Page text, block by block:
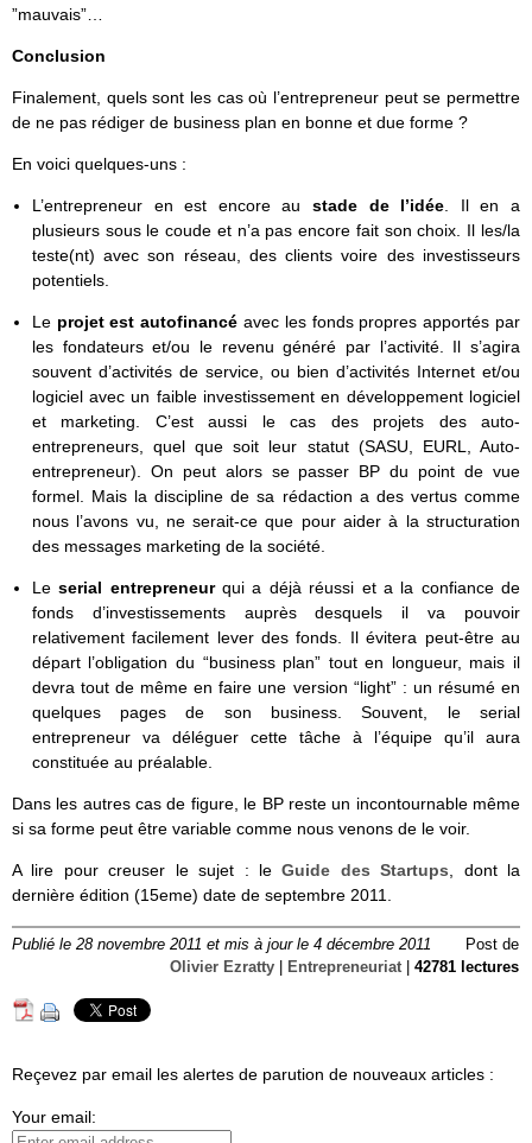
”mauvais”…
Conclusion
Finalement, quels sont les cas où l’entrepreneur peut se permettre
de ne pas rédiger de business plan en bonne et due forme ?
En voici quelques-uns :
L’entrepreneur en est encore au stade de l’idée . Il en a
plusieurs sous le coude et n’a pas encore fait son choix. Il les/la
teste(nt) avec son réseau, des clients voire des investisseurs
potentiels.
Le projet est autofinancéavec les fonds propres apportés par
les fondateurs et/ou le revenu généré par l’activité. Il s’agira
souvent d’activités de service, ou bien d’activités Internet et/ou
logiciel avec un faible investissement en développement logiciel
et marketing. C’est aussi le cas des projets des auto-
entrepreneurs, quel que soit leur statut (SASU, EURL, Auto-
entrepreneur). On peut alors se passer BP du point de vue
formel. Mais la discipline de sa rédaction a des vertus comme
nous l’avons vu, ne serait-ce que pour aider à la structuration
des messages marketing de la société.
Leserial entrepreneurqui a déjà réussi et a la confiance de
fonds d’investissements auprès desquels il va pouvoir
relativement facilement lever des fonds. Il évitera peut-être au
départ l’obligation du “business plan” tout en longueur, mais il
devra tout de même en faire une version “light” : un résumé en
quelques pages de son business. Souvent, le serial
entrepreneur va déléguer cette tâche à l’équipe qu’il aura
constituée au préalable.
Dans les autres cas de figure, le BP reste un incontournable même
si sa forme peut être variable comme nous venons de le voir.
A lire pour creuser le sujet : leGuide des Startups, dont la
dernière édition (15eme) date de septembre 2011.
Publié le 28 novembre 2011 et mis à jour le 4 décembre 2011
Post de
Olivier Ezratty
Entrepreneuriat| 42781 lectures
Reçevez par email les alertes de parution de nouveaux articles :
Your email: